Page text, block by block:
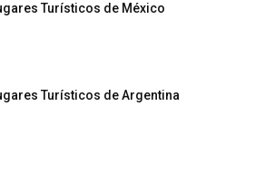
Turísticos de México
Turísticos de Argentina